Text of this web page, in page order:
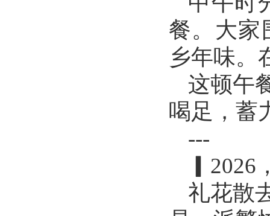
餐。大家
乡年味。
这顿午
喝足，蓄
---
▎2026
礼花散